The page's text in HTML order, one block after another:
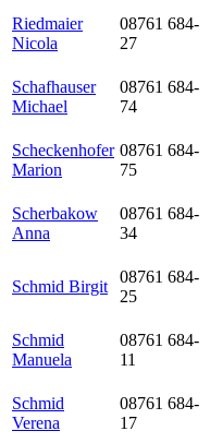
Riedmaier
Nicola
08761 684-
27
Schafhauser
Michael
08761 684-
74
Scheckenhofer
Marion
08761 684-
75
Scherbakow
Anna
08761 684-
34
Schmid Birgit
08761 684-
25
Schmid
Manuela
08761 684-
11
Schmid
Verena
08761 684-
17